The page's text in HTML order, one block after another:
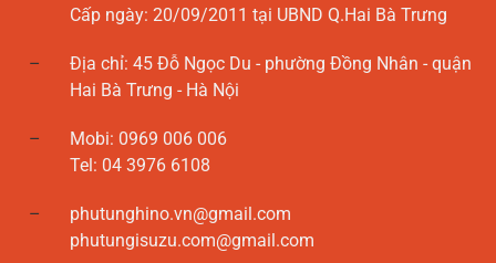
Cấp ngày: 20/09/2011 tại UBND Q.Hai Bà Trưng
Địa chỉ: 45 Đỗ Ngọc Du - phường Đồng Nhân - quận
Hai Bà Trưng - Hà Nội
Mobi: 0969 006 006
Tel: 04 3976 6108
phutunghino.vn@gmail.com
phutungisuzu.com@gmail.com